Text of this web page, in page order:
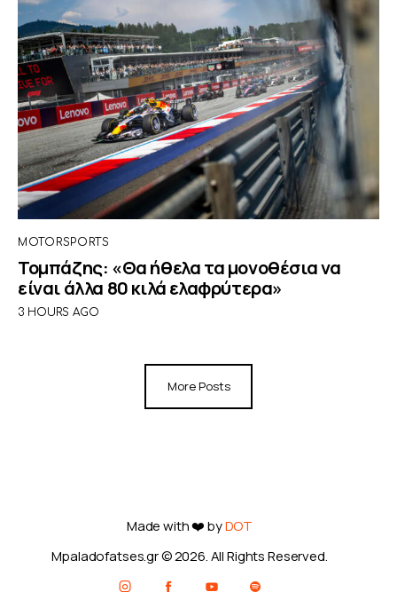
MOTORSPORTS
Τομπάζης: «Θα ήθελα τα μονοθέσια να
είναι άλλα 80 κιλά ελαφρύτερα»
3 HOURS AGO
More Posts
Made with ❤️ byDOT
Mpaladofatses.gr © 2026. All Rights Reserved.